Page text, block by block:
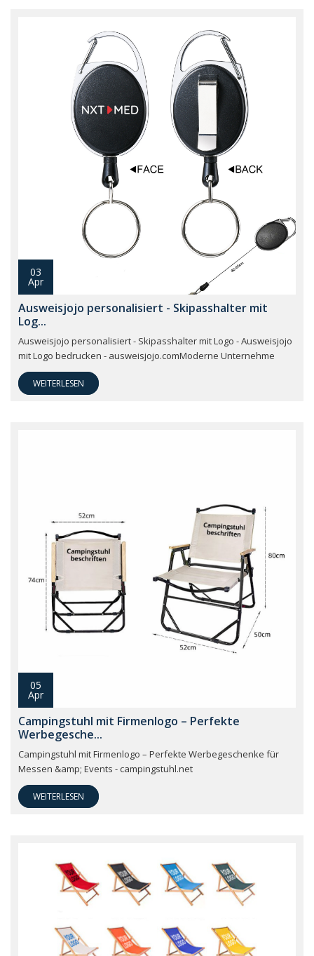
03
Apr
Ausweisjojo personalisiert - Skipasshalter mit
Log...
Ausweisjojo personalisiert - Skipasshalter mit Logo - Ausweisjojo
mit Logo bedrucken - ausweisjojo.comModerne Unternehme
WEITERLESEN
05
Apr
Campingstuhl mit Firmenlogo – Perfekte
Werbegesche...
Campingstuhl mit Firmenlogo – Perfekte Werbegeschenke für
Messen &amp; Events - campingstuhl.net
WEITERLESEN